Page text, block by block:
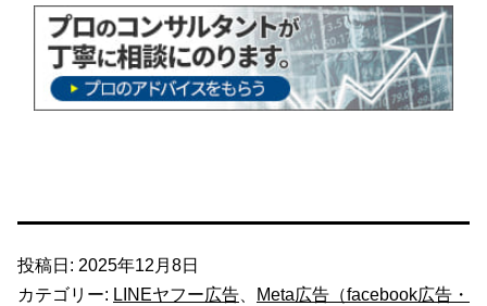
投稿日: 2025年12月8日
カテゴリー: LINEヤフー広告
Meta広告（facebook広告・